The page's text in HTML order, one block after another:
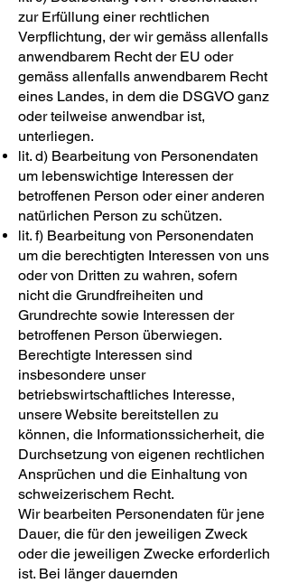
zur Erfüllung einer rechtlichen
Verpflichtung, der wir gemäss allenfalls
anwendbarem Recht der EU oder
gemäss allenfalls anwendbarem Recht
eines Landes, in dem die DSGVO ganz
oder teilweise anwendbar ist,
unterliegen.
lit. d) Bearbeitung von Personendaten
um lebenswichtige Interessen der
betroffenen Person oder einer anderen
natürlichen Person zu schützen.
lit. f) Bearbeitung von Personendaten
um die berechtigten Interessen von uns
oder von Dritten zu wahren, sofern
nicht die Grundfreiheiten und
Grundrechte sowie Interessen der
betroffenen Person überwiegen.
Berechtigte Interessen sind
insbesondere unser
betriebswirtschaftliches Interesse,
unsere Website bereitstellen zu
können, die Informationssicherheit, die
Durchsetzung von eigenen rechtlichen
Ansprüchen und die Einhaltung von
schweizerischem Recht.
Wir bearbeiten Personendaten für jene
Dauer, die für den jeweiligen Zweck
oder die jeweiligen Zwecke erforderlich
ist. Bei länger dauernden